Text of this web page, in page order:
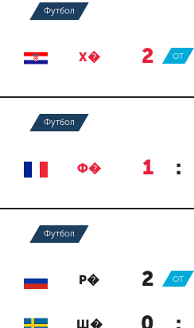
Футбол
Х� 2 :
ОТ
Футбол
Ф� 1 :
Футбол
Р� 2 :
ОТ
Ш�